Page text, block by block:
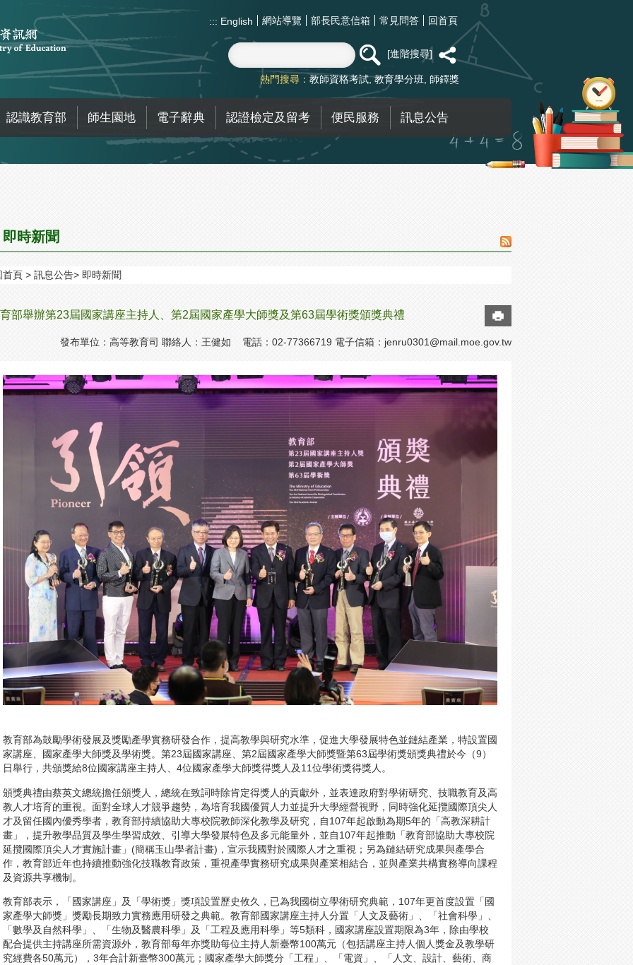
::: English 網站導覽 部長民意信箱 常見問答 回首頁
進階搜尋
熱門搜尋： 教師資格考試 教育學分班 師鐸獎
認識教育部 師生園地 電子辭典 認證檢定及留考 便民服務 訊息公告
即時新聞
首頁 訊息公告 即時新聞
部舉辦第23屆國家講座主持人、第2屆國家產學大師獎及第63屆學術獎頒獎典禮
發布單位：高等教育司 聯絡人：王健如 電話：02-77366719 電子信箱： jenru0301@mail.moe.gov.tw
教育部為鼓勵學術發展及獎勵產學實務研發合作，提高教學與研究水準，促進大學發展特色並鏈結產業，特設置國
家講座、國家產學大師獎及學術獎。第23屆國家講座、第2屆國家產學大師獎暨第63屆學術獎頒獎典禮於今（9）
日舉行，共頒獎給8位國家講座主持人、4位國家產學大師獎得獎人及11位學術獎得獎人。
頒獎典禮由蔡英文總統擔任頒獎人，總統在致詞時除肯定得獎人的貢獻外，並表達政府對學術研究、技職教育及高
教人才培育的重視。面對全球人才競爭趨勢，為培育我國優質人力並提升大學經營視野，同時強化延攬國際頂尖人
才及留任國內優秀學者，教育部持續協助大專校院教師深化教學及研究，自107年起啟動為期5年的「高教深耕計
畫」，提升教學品質及學生學習成效、引導大學發展特色及多元能量外，並自107年起推動「教育部協助大專校院
延攬國際頂尖人才實施計畫」(簡稱玉山學者計畫)，宣示我國對於國際人才之重視；另為鏈結研究成果與產學合
作，教育部近年也持續推動強化技職教育政策，重視產學實務研究成果與產業相結合，並與產業共構實務導向課程
及資源共享機制。
教育部表示，「國家講座」及「學術獎」獎項設置歷史攸久，已為我國樹立學術研究典範，107年更首度設置「國
家產學大師獎」獎勵長期致力實務應用研發之典範。教育部國家講座主持人分置「人文及藝術」、「社會科學」、
「數學及自然科學」、「生物及醫農科學」及「工程及應用科學」等5類科，國家講座設置期限為3年，除由學校
配合提供主持講座所需資源外，教育部每年亦獎助每位主持人新臺幣100萬元（包括講座主持人個人獎金及教學研
究經費各50萬元），3年合計新臺幣300萬元；國家產學大師獎分「工程」、「電資」、「人文、設計、藝術、商